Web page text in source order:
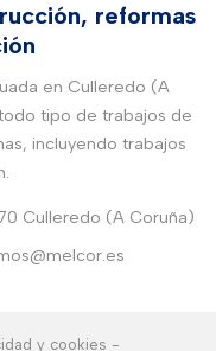
reformas
en Culleredo (A
tipo de trabajos de
incluyendo trabajos
Culleredo (A Coruña)
y cookies -